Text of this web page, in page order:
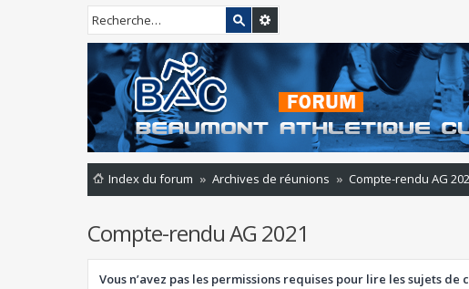
Index du forum Archives de réunions Compte-rendu AG
Compte-rendu AG 2021
Vous n’avez pas les permissions requises pour lire les sujets de